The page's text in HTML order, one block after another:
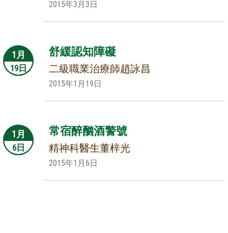
2015年3月3日
1月
19日
舒緩認知障礙
二級職業治療師趙詠昌
2015年1月19日
1月
6日
常宿醉酗酒警號
精神科醫生董梓光
2015年1月6日